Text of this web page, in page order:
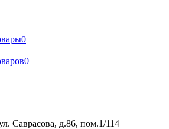
0
0
Саврасова, д.86, пом.1/114